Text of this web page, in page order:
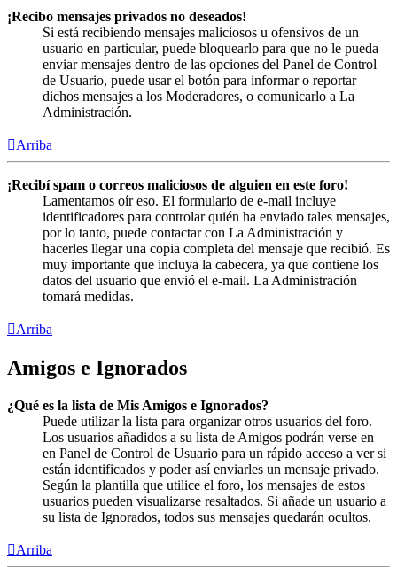
¡Recibo mensajes privados no deseados!
Si está recibiendo mensajes maliciosos u ofensivos de un
usuario en particular, puede bloquearlo para que no le pueda
enviar mensajes dentro de las opciones del Panel de Control
de Usuario, puede usar el botón para informar o reportar
dichos mensajes a los Moderadores, o comunicarlo a La
Administración.
Arriba
¡Recibí spam o correos maliciosos de alguien en este foro!
Lamentamos oír eso. El formulario de e-mail incluye
identificadores para controlar quién ha enviado tales mensajes,
por lo tanto, puede contactar con La Administración y
hacerles llegar una copia completa del mensaje que recibió. Es
muy importante que incluya la cabecera, ya que contiene los
datos del usuario que envió el e-mail. La Administración
tomará medidas.
Arriba
Amigos e Ignorados
¿Qué es la lista de Mis Amigos e Ignorados?
Puede utilizar la lista para organizar otros usuarios del foro.
Los usuarios añadidos a su lista de Amigos podrán verse en
en Panel de Control de Usuario para un rápido acceso a ver si
están identificados y poder así enviarles un mensaje privado.
Según la plantilla que utilice el foro, los mensajes de estos
usuarios pueden visualizarse resaltados. Si añade un usuario a
su lista de Ignorados, todos sus mensajes quedarán ocultos.
Arriba